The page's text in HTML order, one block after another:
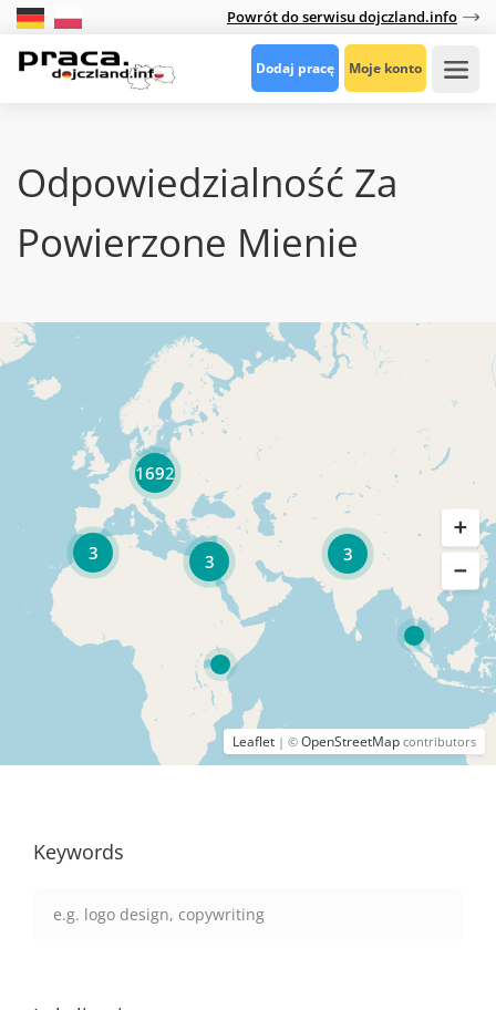
Powrót do serwisu dojczland.info
Dodaj pracę Moje konto
Odpowiedzialność Za
Powierzone Mienie
3
3
3
1692
Leaflet | © OpenStreetMap contributors
Keywords